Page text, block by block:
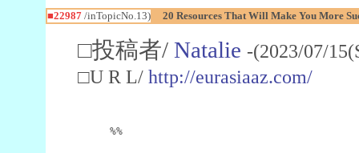
■22987/inTopicNo.13) 20 Resources That Will Make You More
□投稿者/ Natalie -(2023/07/
□U R L/ http://eurasiaaz.com/
%%